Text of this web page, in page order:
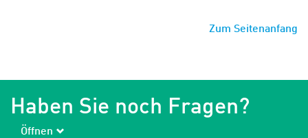
Zum Seitenanfang
Haben Sie noch Fragen?
Öffnen